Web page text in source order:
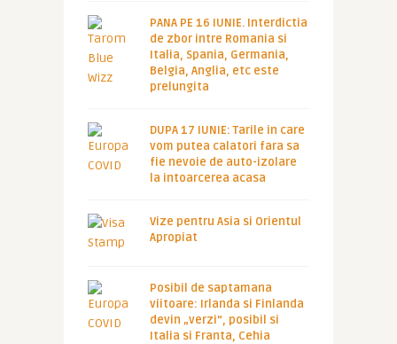
PANA PE 16 IUNIE. Interdictia
de zbor intre Romania si
Italia, Spania, Germania,
Belgia, Anglia, etc este
prelungita
DUPA 17 IUNIE: Tarile in care
vom putea calatori fara sa
fie nevoie de auto-izolare
la intoarcerea acasa
Vize pentru Asia si Orientul
Apropiat
Posibil de saptamana
viitoare: Irlanda si Finlanda
devin „verzi”, posibil si
Italia si Franta, Cehia